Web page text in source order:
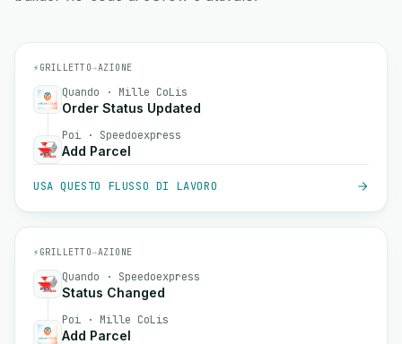
⚡ GRILLETTO→AZIONE
Quando · Mille CoLis
Order Status Updated
Poi · Speedoexpress
Add Parcel
USA QUESTO FLUSSO DI LAVORO
⚡ GRILLETTO→AZIONE
Quando · Speedoexpress
Status Changed
Poi · Mille CoLis
Add Parcel